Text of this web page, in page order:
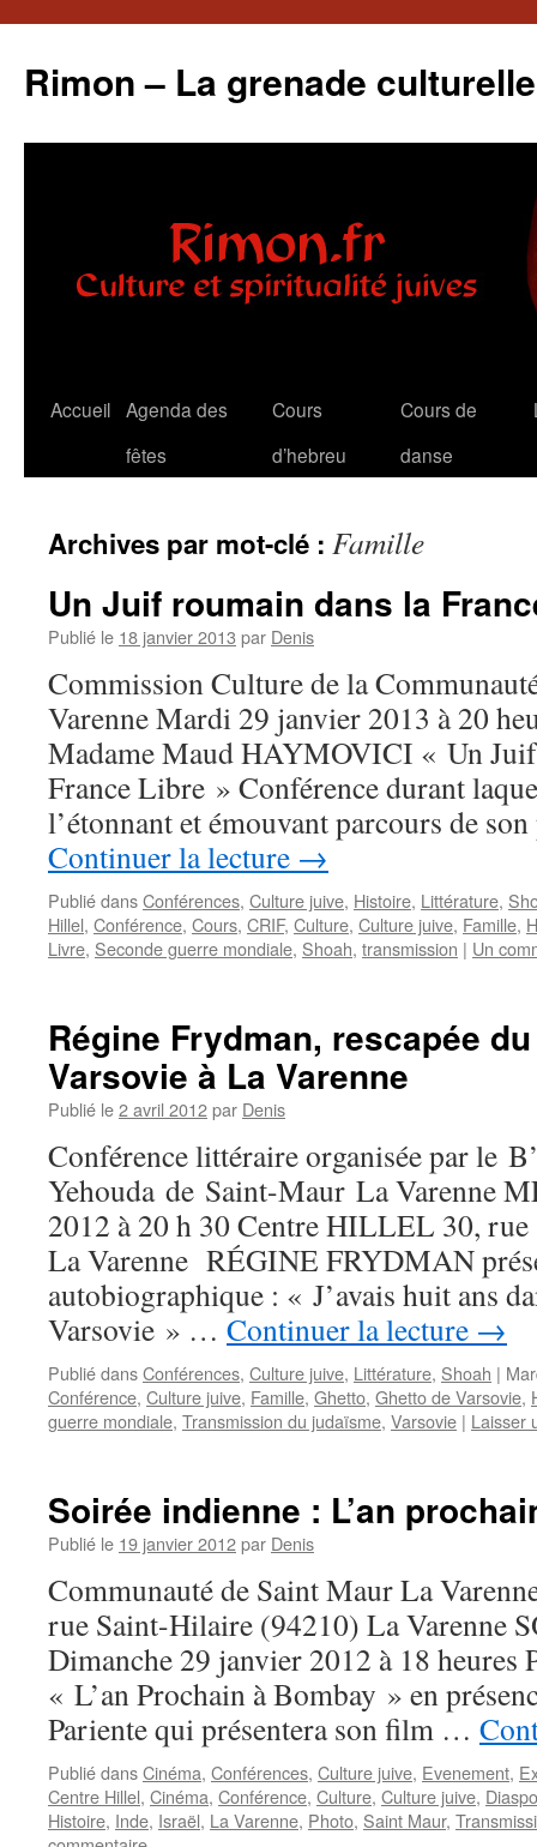
contenu
Rimon – La grenade culturelle
Accueil Agenda des
fêtes
Cours
d’hebreu
Cours de
danse
Archives par mot-clé : Famille
Un Juif roumain dans la
Publié le 18 janvier 2013 par Denis
Commission Culture de la
Varenne Mardi 29 janvier 2013 à 20
Madame Maud HAYMOVICI « Un
France Libre » Conférence durant
l’étonnant et émouvant parcours de
Continuer la lecture →
Publié dansConférences, Culture juive, Histoire, Littérature,
Hillel, Conférence, Cours, CRIF, Culture, Culture juive, Famille,
Livre, Seconde guerre mondiale, Shoah, transmission | Un
Régine Frydman, rescapée
Varsovie à La Varenne
Publié le2 avril 2012par Denis
Conférence littéraire organisée par le
Yehouda de Saint-Maur La Varenne
2012 à 20 h 30 Centre HILLEL 30,
La Varenne RÉGINE FRYDMAN
autobiographique : « J’avais huit ans
Varsovie » … Continuer la lecture →
Publié dansConférences, Culture juive, Littérature, Shoah |
Conférence, Culture juive, Famille, Ghetto, Ghetto de Varsovie,
guerre mondiale, Transmission du judaïsme, Varsovie | Laisser
Soirée indienne : L’an
Publié le 19 janvier 2012par Denis
Communauté de Saint Maur La
rue Saint-Hilaire (94210) La Varenne
Dimanche 29 janvier 2012 à 18
« L’an Prochain à Bombay » en
Pariente qui présentera son film …
Publié dansCinéma, Conférences, Culture juive, Evenement,
Centre Hillel, Cinéma, Conférence, Culture, Culture juive,
Histoire, Inde, Israël, La Varenne, Photo, Saint Maur,